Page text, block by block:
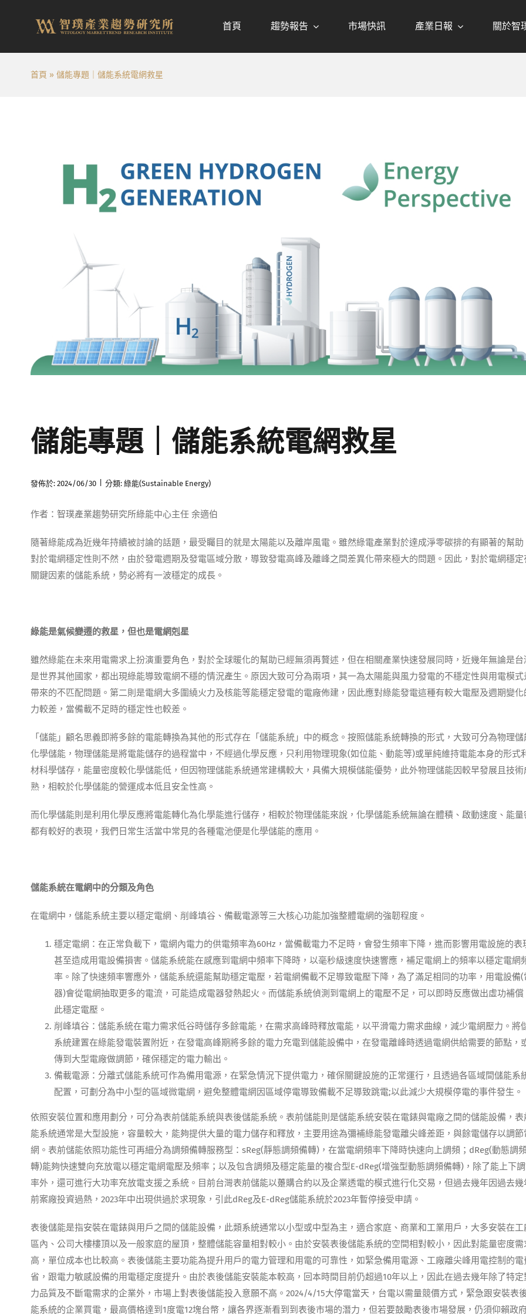
首頁 趨勢報告 市場快訊 產業日報 關於智
首頁 » 儲能專題｜儲能系統電網救星
儲能專題｜儲能系統電網救星
發佈於: 2024/06/30 分類: 綠能(Sustainable Energy)
作者：智璞產業趨勢研究所綠能中心主任 余適伯
隨著綠能成為近幾年持續被討論的話題，最受矚目的就是太陽能以及離岸風電。雖然綠電產業對於達成淨零碳排的有顯著的幫助
對於電網穩定性則不然，由於發電週期及發電區域分散，導致發電高峰及離峰之間差異化帶來極大的問題。因此，對於電網穩定
關鍵因素的儲能系統，勢必將有一波穩定的成長。
綠能是氣候變遷的救星，但也是電網剋星
雖然綠能在未來用電需求上扮演重要角色，對於全球暖化的幫助已經無須再贅述，但在相關產業快速發展同時，近幾年無論是台
是世界其他國家，都出現綠能導致電網不穩的情況產生。原因大致可分為兩項，其一為太陽能與風力發電的不穩定性與用電模式
帶來的不匹配問題。第二則是電網大多圍繞火力及核能等能穩定發電的電廠佈建，因此應對綠能發電這種有較大電壓及週期變化
力較差，當備載不足時的穩定性也較差。
「儲能」顧名思義即將多餘的電能轉換為其他的形式存在「儲能系統」中的概念。按照儲能系統轉換的形式，大致可分為物理儲
化學儲能，物理儲能是將電能儲存的過程當中，不經過化學反應，只利用物理現象(如位能、動能等)或單純維持電能本身的形式
材科學儲存，能量密度較化學儲能低，但因物理儲能系統通常建構較大，具備大規模儲能優勢，此外物理儲能因較早發展且技術
熟，相較於化學儲能的營運成本低且安全性高。
而化學儲能則是利用化學反應將電能轉化為化學能進行儲存，相較於物理儲能來說，化學儲能系統無論在體積、啟動速度、能量
都有較好的表現，我們日常生活當中常見的各種電池便是化學儲能的應用。
儲能系統在電網中的分類及角色
在電網中，儲能系統主要以穩定電網、削峰填谷、備載電源等三大核心功能加強整體電網的強韌程度。
穩定電網：在正常負載下，電網內電力的供電頻率為60Hz，當備載電力不足時，會發生頻率下降，進而影響用電設施的表
甚至造成用電設備損害。儲能系統能在感應到電網中頻率下降時，以毫秒級速度快速響應，補足電網上的頻率以穩定電網
率。除了快速頻率響應外，儲能系統還能幫助穩定電壓，若電網備載不足導致電壓下降，為了滿足相同的功率，用電設備(
器)會從電網抽取更多的電流，可能造成電器發熱起火。而儲能系統偵測到電網上的電壓不足，可以即時反應做出虛功補償
此穩定電壓。
削峰填谷：儲能系統在電力需求低谷時儲存多餘電能，在需求高峰時釋放電能，以平滑電力需求曲線，減少電網壓力。將
系統建置在綠能發電裝置附近，在發電高峰期將多餘的電力充電到儲能設備中，在發電離峰時透過電網供給需要的節點，
傳到大型電廠做調節，確保穩定的電力輸出。
備載電源：分離式儲能系統可作為備用電源，在緊急情況下提供電力，確保關鍵設施的正常運行，且透過各區域間儲能系
配置，可劃分為中小型的區域微電網，避免整體電網因區域停電導致備載不足導致跳電;以此減少大規模停電的事件發生。
依照安裝位置和應用劃分，可分為表前儲能系統與表後儲能系統。表前儲能則是儲能系統安裝在電錶與電廠之間的儲能設備，表
能系統通常是大型設施，容量較大，能夠提供大量的電力儲存和釋放，主要用途為彌補綠能發電離尖峰差距，與餘電儲存以調節
網。表前儲能依照功能性可再細分為調頻備轉服務型：sReg(靜態調頻備轉)，在當電網頻率下降時快速向上調頻；dReg(動態調
轉)能夠快速雙向充放電以穩定電網電壓及頻率；以及包含調頻及穩定能量的複合型E-dReg(增強型動態調頻備轉)，除了能上下
率外，還可進行大功率充放電支援之系統。目前台灣表前儲能以躉購合約以及企業透電的模式進行化交易，但過去幾年因過去幾
前案廠投資過熱，2023年中出現供過於求現象，引此dReg及E-dReg儲能系統於2023年暫停接受申請。
表後儲能是指安裝在電錶與用戶之間的儲能設備，此類系統通常以小型或中型為主，適合家庭、商業和工業用戶，大多安裝在工
區內、公司大樓樓頂以及一般家庭的屋頂，整體儲能容量相對較小。由於安裝表後儲能系統的空間相對較小，因此對能量密度需
高，單位成本也比較高。表後儲能主要功能為提升用戶的電力管理和用電的可靠性，如緊急備用電源、工廠離尖峰用電控制的電
省，跟電力敏感設備的用電穩定度提升。由於表後儲能安裝能本較高，回本時間目前仍超過10年以上，因此在過去幾年除了特定
力品質及不斷電需求的企業外，市場上對表後儲能投入意願不高。2024/4/15大停電當天，台電以需量競價方式，緊急跟安裝表
能系統的企業買電，最高價格達到1度電12塊台幣，讓各界逐漸看到到表後市場的潛力，但若要鼓勵表後市場發展，仍須仰賴政